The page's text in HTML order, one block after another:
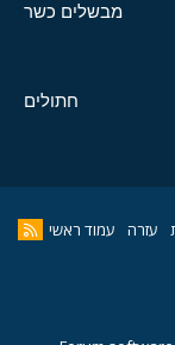
מבשלים כשר
חתולים
עזרה עמוד ראשי